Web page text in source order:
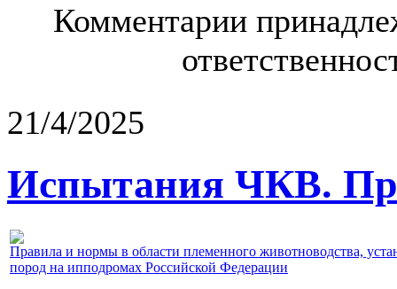
Комментарии
21/4/2025
Испытания ЧКВ.
Правила и нормы в области племенного животноводства,
пород на ипподромах Российской Федерации